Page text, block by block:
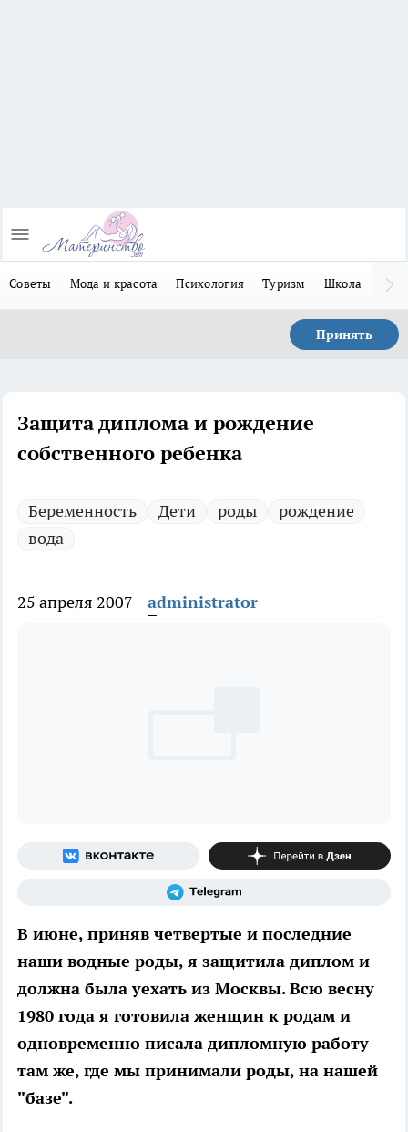
Советы Мода и красота Психология Туризм Школа
Принять
Защита диплома и рождение
собственного ребенка
Беременность Дети роды
рождение
вода
25 апреля 2007 administrator
В июне, приняв четвертые и последние
наши водные роды, я защитила диплом и
должна была уехать из Москвы. Всю весну
1980 года я готовила женщин к родам и
одновременно писала дипломную работу -
там же, где мы принимали роды, на нашей
"базе".